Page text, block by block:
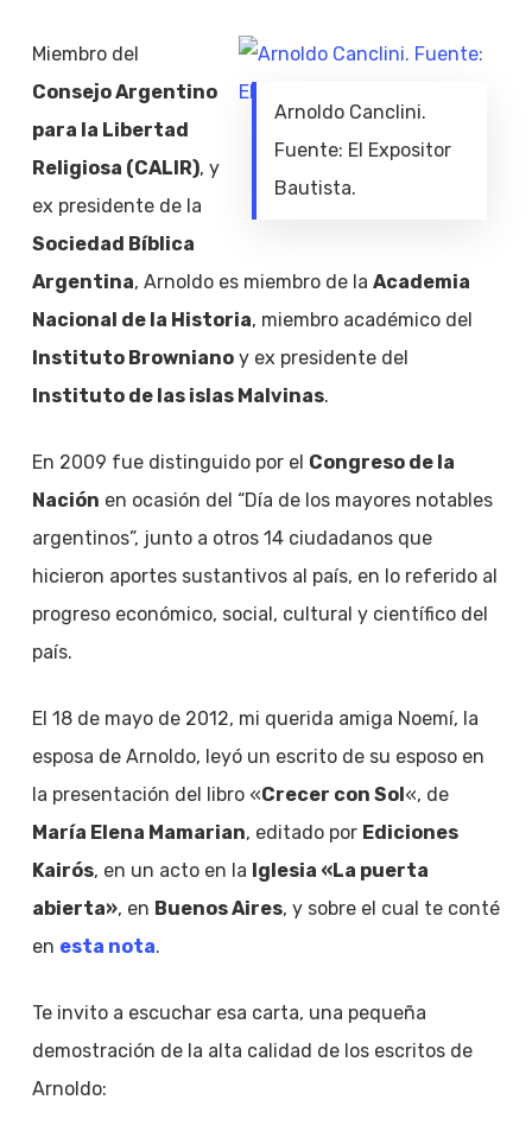
Arnoldo Canclini.
Fuente: El Expositor
Bautista.
Miembro del
Consejo Argentino
para la Libertad
Religiosa (CALIR), y
ex presidente de la
Sociedad Bíblica
Argentina, Arnoldo es miembro de la Academia
Nacional de la Historia, miembro académico del
Instituto Brownianoy ex presidente del
Instituto de las islas Malvinas.
En 2009 fue distinguido por el Congreso de la
Nación en ocasión del “Día de los mayores notables
argentinos”, junto a otros 14 ciudadanos que
hicieron aportes sustantivos al país, en lo referido al
progreso económico, social, cultural y científico del
país.
El 18 de mayo de 2012, mi querida amiga Noemí, la
esposa de Arnoldo, leyó un escrito de su esposo en
la presentación del libro «Crecer con Sol«, de
María Elena Mamarian, editado por Ediciones
Kairós, en un acto en la Iglesia «La puerta
abierta», en Buenos Aires, y sobre el cual te conté
en esta nota.
Te invito a escuchar esa carta, una pequeña
demostración de la alta calidad de los escritos de
Arnoldo: